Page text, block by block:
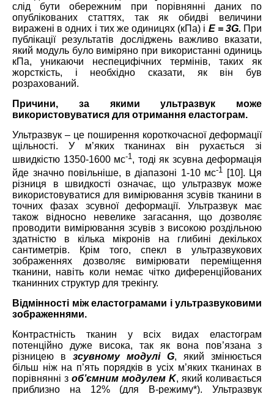
слід бути обережним при порівнянні даних по
опублікованих статтях, так як обидві величини
виражені в одних і тих же одиницях (кПа) і E = 3G. При
публікації результатів досліджень важливо вказати,
який модуль було виміряно при використанні одиниць
кПа, уникаючи неспецифічних термінів, таких як
жорсткість, і необхідно сказати, як він був
розрахований.
Причини, за якими ультразвук може
використовуватися для отримання еластограм.
Ультразвук – це поширення короткочасної деформації
щільності. У м’яких тканинах він рухається зі
швидкістю 1350-1600 мс-1 , тоді як зсувна деформація
йде значно повільніше, в діапазоні 1-10 мс-1 [10]. Ця
різниця в швидкості означає, що ультразвук може
використовуватися для вимірювання зсувів тканини в
точних фазах зсувної деформації. Ультразвук має
також відносно невелике загасання, що дозволяє
проводити вимірювання зсувів з високою роздільною
здатністю в кілька мікронів на глибині декількох
сантиметрів. Крім того, спекл в ультразвукових
зображеннях дозволяє вимірювати переміщення
тканини, навіть коли немає чітко диференційованих
тканинних структур для трекінгу.
Відмінності між еластограмами і ультразвуковими
зображеннями.
Контрастність тканин у всіх видах еластограм
потенційно дуже висока, так як вона пов’язана з
різницею в зсувному модулі G, який змінюється
більш ніж на п’ять порядків в усіх м’яких тканинах в
порівнянні з об’ємним модулем K, який коливається
приблизно на 12% (для В-режиму*). Ультразвук